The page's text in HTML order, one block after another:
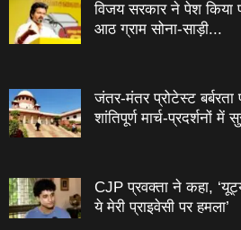
विजय सरकार ने पेश किया
आठ ग्राम सोना-साड़ी...
जंतर-मंतर प्रोटेस्‍ट बर्बरता
शांतिपूर्ण मार्च-प्रदर्शनों में
CJP प्रवक्ता ने कहा,
ये मेरी प्राइवेसी पर हमला’